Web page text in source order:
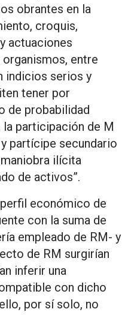
obrantes en la
croquis,
actuaciones
entre
indicios serios y
tener por
de probabilidad
participación de M
partícipe secundario
ilícita
de activos”.
económico de
con la suma de
empleado de RM- y
de RM surgirían
inferir una
con dicho
por sí solo, no